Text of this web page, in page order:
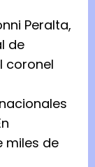
Peralta,
de
coronel
miles de